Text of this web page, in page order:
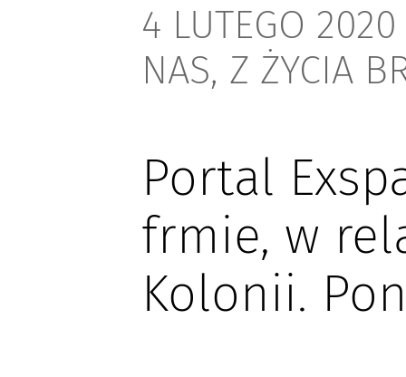
4 LUTEGO
NAS, Z ŻYCIA
Portal
frmie, w
Kolonii.